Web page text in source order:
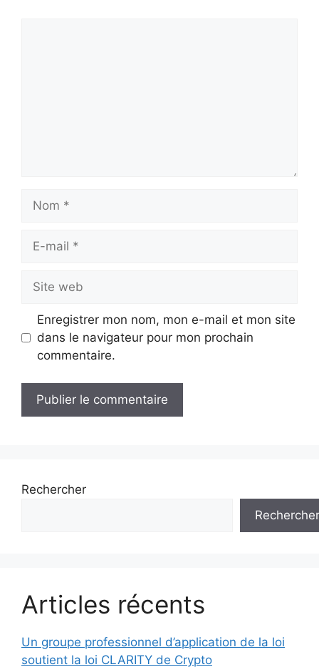
Nom
Site
web
Enregistrer mon nom, mon e-mail et mon site
dans le navigateur pour mon prochain
commentaire.
Rechercher
Rechercher
Articles récents
Un groupe professionnel d’application de la loi
soutient la loi CLARITY de Crypto